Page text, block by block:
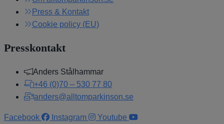
Press & Kontakt
Cookie policy (EU)
Presskontakt
Anders Stålhammar
+46 (0)70 – 530 77 80
anders@alltomparkinson.se
Facebook Instagram Youtube